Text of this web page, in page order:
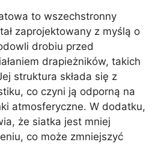
to wszechstronny
zaprojektowany z myślą o
drobiu przed
drapieżników, takich
struktura składa się z
co czyni ją odporną na
atmosferyczne. W dodatku,
że siatka jest mniej
co może zmniejszyć